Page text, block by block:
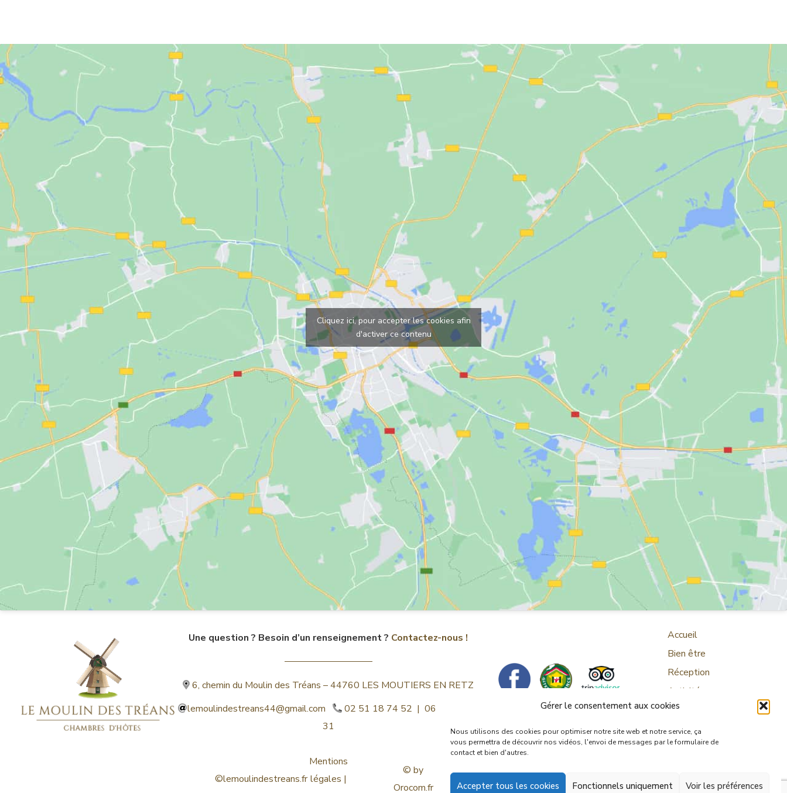
Gérer le consentement aux cookies
Nous utilisons des cookies pour optimiser notre site web et notre service, ça
vous permettra de découvrir nos vidéos, l'envoi de messages par le formulaire de
contact et bien d'autres.
Accepter tous les cookies Fonctionnels uniquement Voir les préférences
Cliquez ici, pour accepter les cookies afin
d'activer ce contenu
Une question ? Besoin d’un renseignement ? Contactez-nous !
6, chemin du Moulin des Tréans – 44760 LES MOUTIERS EN RETZ
lemoulindestreans44@gmail.com
02 51 18 74 52 | 06 32 52 77
31
©lemoulindestreans.fr
Mentions
légales |
© by
Orocom.fr
Accueil
Bien être
Réception
Activités
Portfolio
Actualités